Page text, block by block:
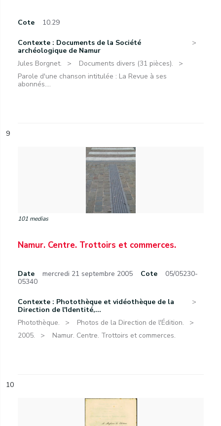
Cote 10.29
Contexte : Documents de la Société
archéologique de Namur
Jules Borgnet.
Documents divers (31 pièces).
Parole d'une chanson intitulée : La Revue à ses
abonnés....
9
101 medias
Namur. Centre. Trottoirs et commerces.
Date mercredi 21 septembre 2005 Cote
05/05230-
05340
Contexte : Photothèque et vidéothèque de la
Direction de l'Identité,...
Photothèque.
Photos de la Direction de l'Édition.
2005.
Namur. Centre. Trottoirs et commerces.
10